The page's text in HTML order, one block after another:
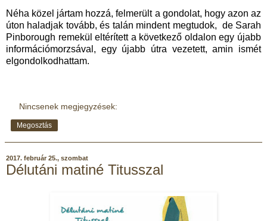
Néha közel jártam hozzá, felmerült a gondolat, hogy azon az
úton haladjak tovább, és talán mindent megtudok, de Sarah
Pinborough remekül eltérített a következő oldalon egy újabb
információmorzsával, egy újabb útra vezetett, amin ismét
elgondolkodhattam.
Nincsenek megjegyzések:
Megosztás
2017. február 25., szombat
Délutáni matiné Titusszal